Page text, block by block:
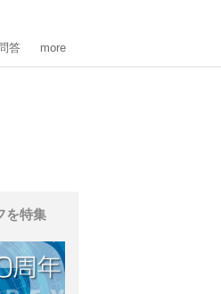
答 more
を特集